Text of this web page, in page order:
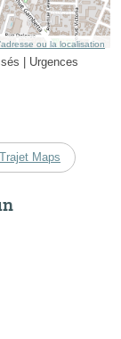
ou la localisation
| Urgences
Trajet Maps